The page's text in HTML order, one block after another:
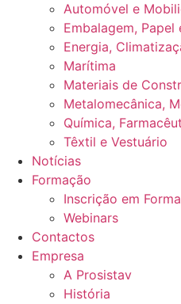
Automóvel e
Embalagem, Papel
Energia,
Marítima
Materiais de
Metalomecânica,
Química,
Têxtil e Vestuário
Notícias
Formação
Inscrição em
Webinars
Contactos
Empresa
A Prosistav
História